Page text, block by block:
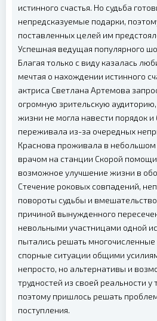
истинного счастья. Но судьба
непредсказуемые подарки,
поставленных целей им
Успешная ведущая популярного
Благая только с виду казалась
мечтая о нахождении истинного
актриса Светлана Артемова
огромную зрительскую
жизни не могла навести порядок и
переживала из-за очередных
Краснова проживала в небольшом
врачом на станции Скорой
возможное улучшение жизни в
Стечение роковых совпадений,
повороты судьбы и
причиной вынужденного
невольными участницами одной
пытались решать многочисленные
спорные ситуации общими
непросто, но альтернативы и
трудностей из своей реальности
поэтому пришлось решать
поступления.